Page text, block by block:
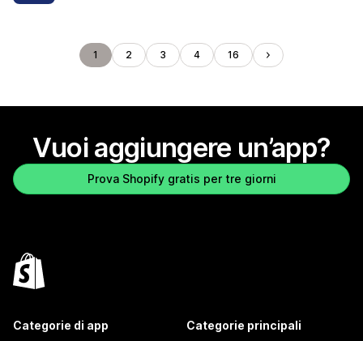
1 2 3 4 16
Vuoi aggiungere un’app?
Prova Shopify gratis per tre giorni
Categorie di app Categorie principali